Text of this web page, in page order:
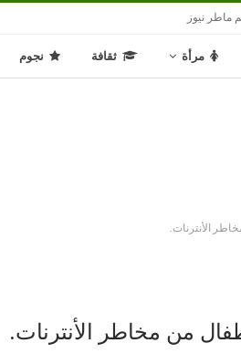
ماطر نيوز
مرأة ثقافة نجوم
الأنترنات.
من مخاطر الأنترنات.